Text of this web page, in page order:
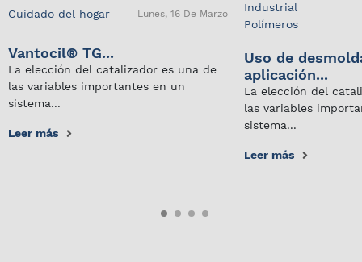
Cuidado del hogar Lunes, 16 De Marzo
Vantocil® TG...
La elección del catalizador es una de
las variables importantes en un
sistema...
Leer más
Industrial
Polímeros
Uso de
aplicación...
La elección del
las variables
sistema...
Leer más